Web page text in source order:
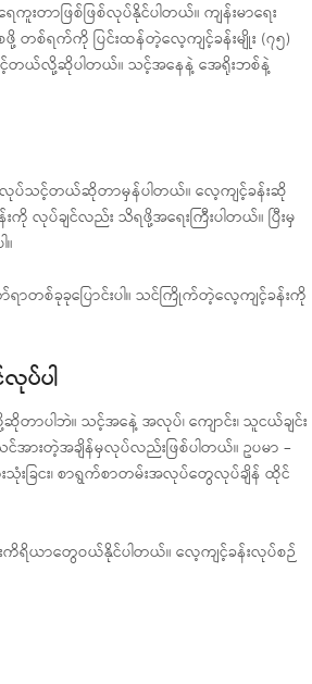
တာဖြစ်ဖြစ်လုပ်နိုင်ပါတယ်။ ကျန်းမာရေး
တစ်ရက်ကို ပြင်းထန်တဲ့လေ့ကျင့်ခန်းမျိုး (၇၅)
င့်တယ်လို့ဆိုပါတယ်။ သင့်အနေနဲ့ အေရိုးဘစ်နဲ့
င်လုပ်သင့်တယ်ဆိုတာမှန်ပါတယ်။ လေ့ကျင့်ခန်းဆို
ကို လုပ်ချင်လည်း သိရဖို့အရေးကြီးပါတယ်။ ပြီးမှ
တစ်ခုခုပြောင်းပါ။ သင်ကြိုက်တဲ့လေ့ကျင့်ခန်းကို
ပ်ပါ
ပါဘဲ။ သင့်အနေဲ့ အလုပ်၊ ကျောင်း၊ သူငယ်ချင်း
ားတဲ့အချိန်မှလုပ်လည်းဖြစ်ပါတယ်။ ဥပမာ –
သုံးခြငး၊ စာရွက်စာတမ်းအလုပ်တွေလုပ်ချိန် ထိုင်
ားကိရိယာတွေဝယ်နိုင်ပါတယ်။ လေ့ကျင့်ခန်းလုပ်စဉ်